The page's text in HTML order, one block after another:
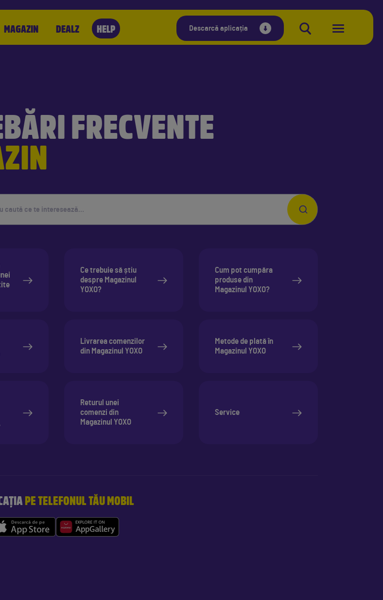
MAGAZIN DEALZ HELP Descarcă aplicația
FRECVENTE
Ce trebuie să știu
despre Magazinul
YOXO?
Cum pot cumpăra
produse din
Magazinul YOXO?
Livrarea comenzilor
din Magazinul YOXO
Metode de plată în
Magazinul YOXO
Returul unei
comenzi din
Magazinul YOXO
Service
PE TELEFONUL TĂU MOBIL